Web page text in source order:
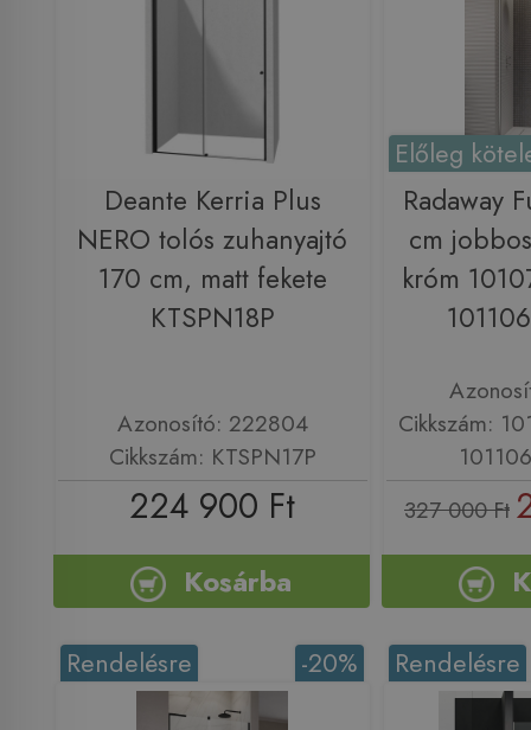
Deante Kerria Plus
NERO tolós zuhanyajtó
170 cm, matt fekete
KTSPN18P
Azonosító: 222804
Cikkszám: KTSPN17P
224 900 Ft
Kosárba
Előleg
Radaway
cm
króm
Cikkszám:
327 000 Ft
-20%
Rendelésre Rendelésre